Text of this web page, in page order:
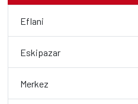
Eflani
Eskipazar
Merkez